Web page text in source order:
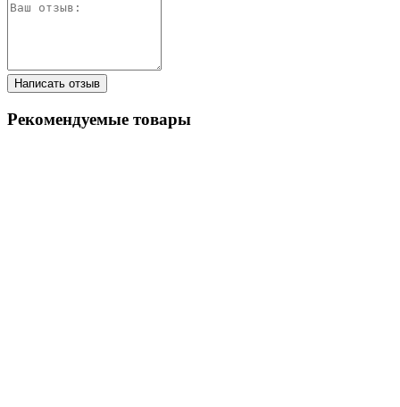
Написать отзыв
Рекомендуемые товары